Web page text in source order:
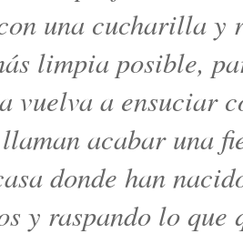
una cucharilla y
limpia posible,
vuelva a ensuciar
acabar una
donde han
y raspando lo que